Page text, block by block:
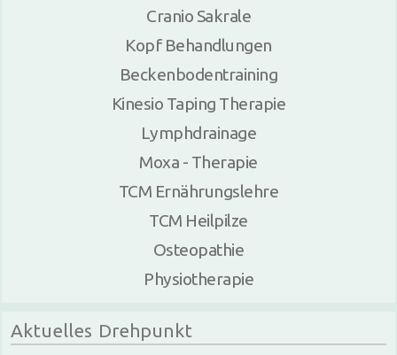
Cranio Sakrale
Kopf Behandlungen
Beckenbodentraining
Kinesio Taping Therapie
Lymphdrainage
Moxa - Therapie
TCM Ernährungslehre
TCM Heilpilze
Osteopathie
Physiotherapie
Aktuelles Drehpunkt